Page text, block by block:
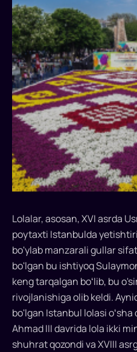
Lolalar, asosan, XVI asrda
poytaxti Istanbulda
bo'ylab manzarali gullar
bo'lgan bu ishtiyoq
keng tarqalgan boʻlib, bu
rivojlanishiga olib keldi.
bo'lgan Istanbul lolasi
Ahmad III davrida lola ikki
shuhrat qozondi va XVIII